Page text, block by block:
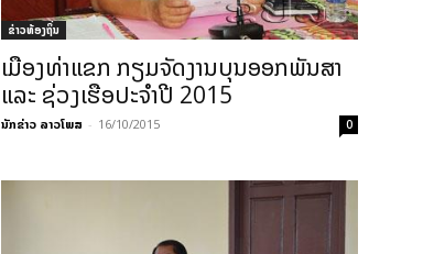
ຂ່າວທ້ອງຖິ່ນ
ເມືອງທ່າແຂກ ກຽມຈັດງານບຸນອອກພັນສາ
ແລະ ຊ່ວງເຮືອປະຈຳປີ 2015
ນັກຂ່າວ ລາວໂພສ - 16/10/2015 0